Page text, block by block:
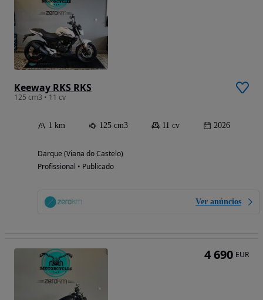
Keeway RKS RKS
125 cm3 • 11 cv
1 km 125 cm3 11 cv 2026
Darque (Viana do Castelo)
Profissional • Publicado
Ver anúncios
4 690 EUR